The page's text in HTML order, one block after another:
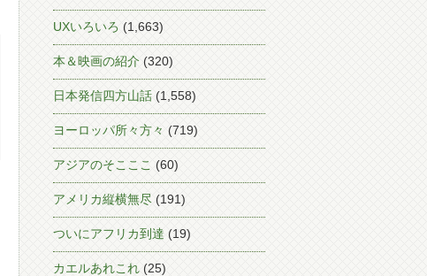
UXいろいろ (1,663)
本＆映画の紹介 (320)
日本発信四方山話 (1,558)
ヨーロッパ所々方々 (719)
アジアのそこここ (60)
アメリカ縦横無尽 (191)
ついにアフリカ到達 (19)
カエルあれこれ (25)